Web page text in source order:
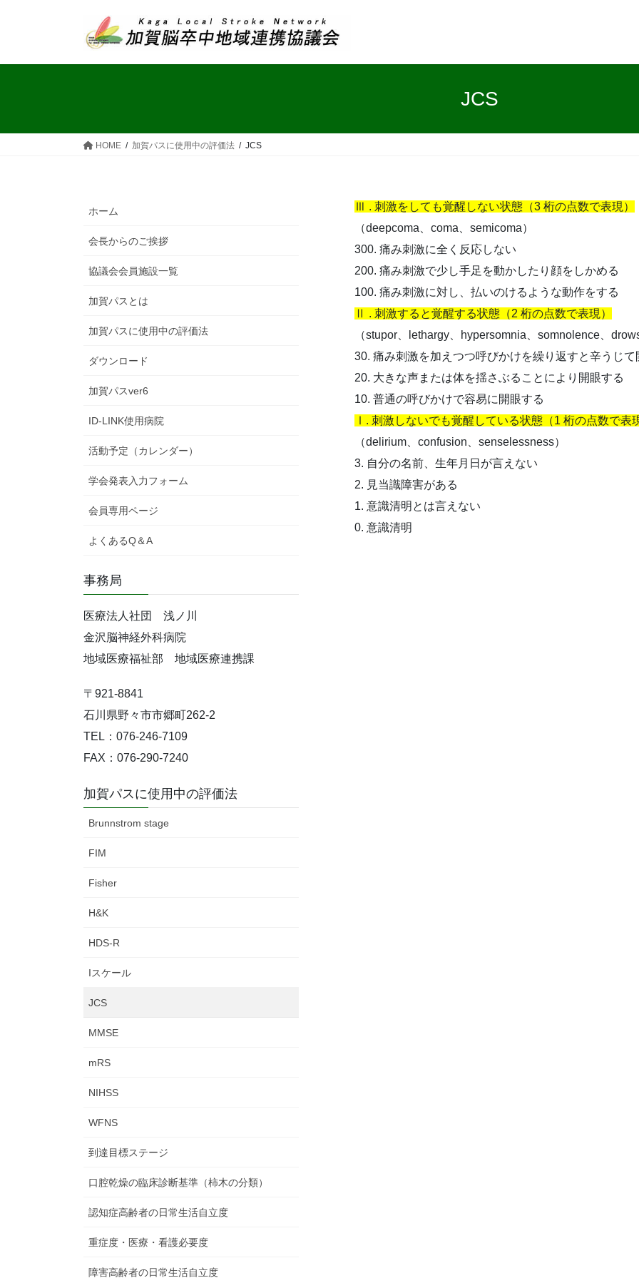
JCS
HOME 加賀パスに使用中の評価法 JCS
Ⅲ . 刺激をしても覚醒しない状態（3 桁の点数で表現）
（deepcoma、coma、semicoma）
300. 痛み刺激に全く反応しない
200. 痛み刺激で少し手足を動かしたり顔をしかめる
100. 痛み刺激に対し、払いのけるような動作をする
Ⅱ . 刺激すると覚醒する状態（2 桁の点数で表現）
（stupor、lethargy、hypersomnia、somnolence、
30. 痛み刺激を加えつつ呼びかけを繰り返すと辛うじて
20. 大きな声または体を揺さぶることにより開眼する
10. 普通の呼びかけで容易に開眼する
Ⅰ. 刺激しないでも覚醒している状態（1 桁の点数で表
（delirium、confusion、senselessness）
3. 自分の名前、生年月日が言えない
2. 見当識障害がある
1. 意識清明とは言えない
0. 意識清明
ホーム
会長からのご挨拶
協議会会員施設一覧
加賀パスとは
加賀パスに使用中の評価法
ダウンロード
加賀パスver6
ID-LINK使用病院
活動予定（カレンダー）
学会発表入力フォーム
会員専用ページ
よくあるQ＆A
事務局
医療法人社団 浅ノ川
金沢脳神経外科病院
地域医療福祉部 地域医療連携課
〒921-8841
石川県野々市市郷町262-2
TEL：076-246-7109
FAX：076-290-7240
加賀パスに使用中の評価法
Brunnstrom stage
FIM
Fisher
H&K
HDS-R
Iスケール
JCS
MMSE
mRS
NIHSS
WFNS
到達目標ステージ
口腔乾燥の臨床診断基準（柿木の分類）
認知症高齢者の日常生活自立度
重症度・医療・看護必要度
障害高齢者の日常生活自立度